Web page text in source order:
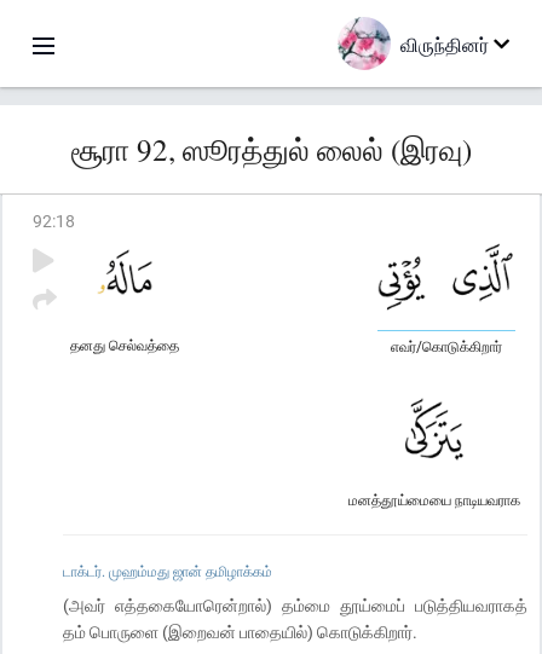
விருந்தினர்
சூரா 92, ஸூரத்துல் லைல் (இரவு)
92:18
எவர்/கொடுக்கிறார்
தனது செல்வத்தை
மனத்தூய்மையை நாடியவராக
டாக்டர். முஹம்மது ஜான் தமிழாக்கம்
(அவர் எத்தகையோரென்றால்) தம்மை தூய்மைப் படுத்தியவராகத்
தம் பொருளை (இறைவன் பாதையில்) கொடுக்கிறார்.